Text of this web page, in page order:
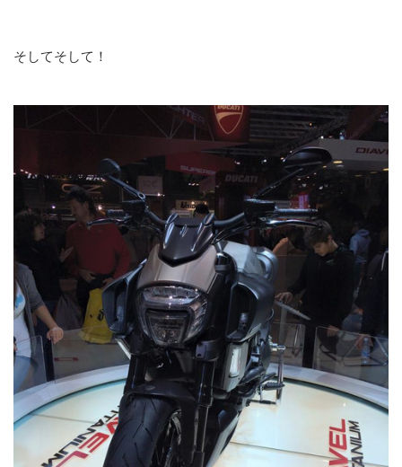
そしてそして！